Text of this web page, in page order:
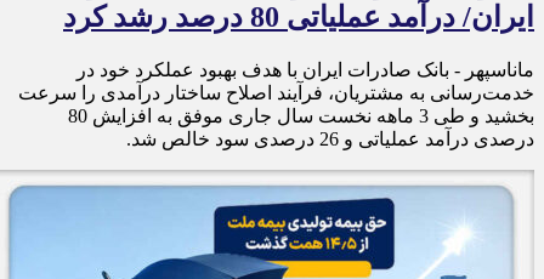
ایران/ درآمد عملیاتی 80 درصد رشد کرد
ماناسپهر - ​بانک صادرات ایران با هدف بهبود عملکرد خود در
خدمت‌رسانی به مشتریان، فرآیند اصلاح ساختار درآمدی را سرعت
بخشید و طی 3 ماهه نخست سال جاری موفق به افزایش 80
درصدی درآمد عملیاتی و 26 درصدی سود خالص شد.